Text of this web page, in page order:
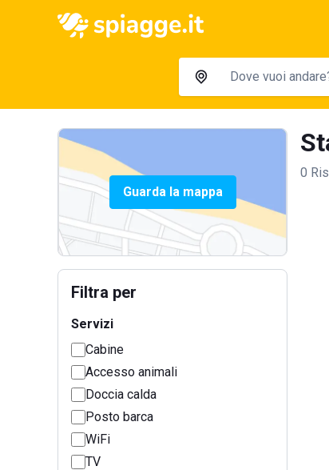
Guarda la mappa
Filtra per
Servizi
Cabine
Accesso animali
Doccia calda
Posto barca
WiFi
TV
0